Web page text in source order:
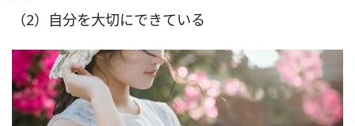
（2）自分を大切にできている